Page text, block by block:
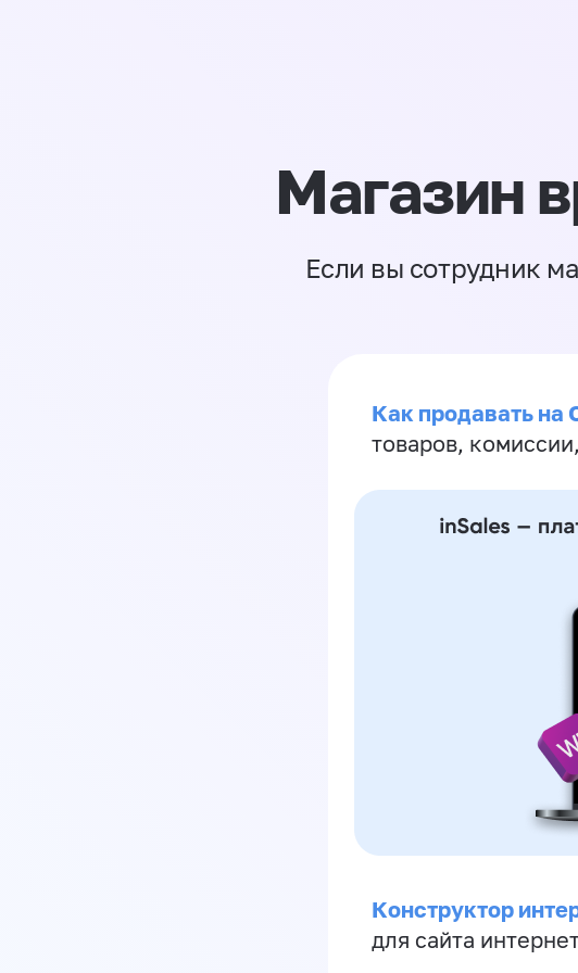
Магазин
Если вы сотрудник
Как продавать на
товаров,
Конструктор
для сайта